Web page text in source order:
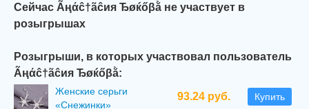
Сейчас Ãңάĉ†ãĉия Ђøќőβằ не участвует в
розыгрышах
Розыгрыши, в которых участвовал пользователь
Ãңάĉ†ãĉия Ђøќőβằ:
93.24 руб. Купить
Женские серьги
«Снежинки»